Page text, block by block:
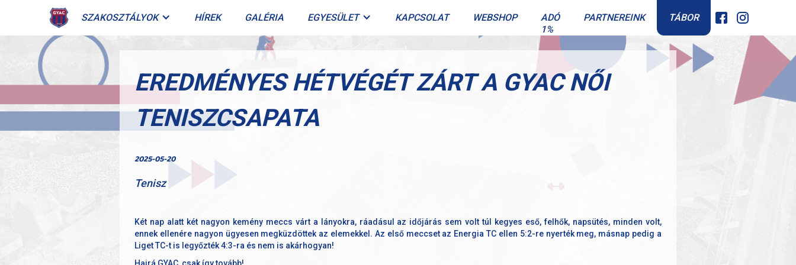
SZAKOSZTÁLYOK HÍREK GALÉRIA EGYESÜLET KAPCSOLAT WEBSHOP
ADÓ
1%
PARTNEREINK TÁBOR
EREDMÉNYES HÉTVÉGÉT ZÁRT A GYAC NŐI
TENISZCSAPATA
2025-05-20
Tenisz
Két nap alatt két nagyon kemény meccs várt a lányokra, ráadásul az időjárás sem volt túl kegyes eső, felhők, napsütés, minden volt,
ennek ellenére nagyon ügyesen megküzdöttek az elemekkel. Az első meccset az Energia TC ellen 5:2-re nyerték meg, másnap pedig a
Liget TC-t is legyőzték 4:3-ra és nem is akárhogyan!
Hajrá GYAC, csak így tovább!